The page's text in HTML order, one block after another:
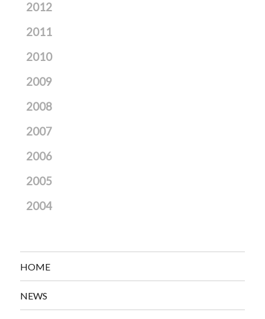
2012
2011
2010
2009
2008
2007
2006
2005
2004
HOME
NEWS